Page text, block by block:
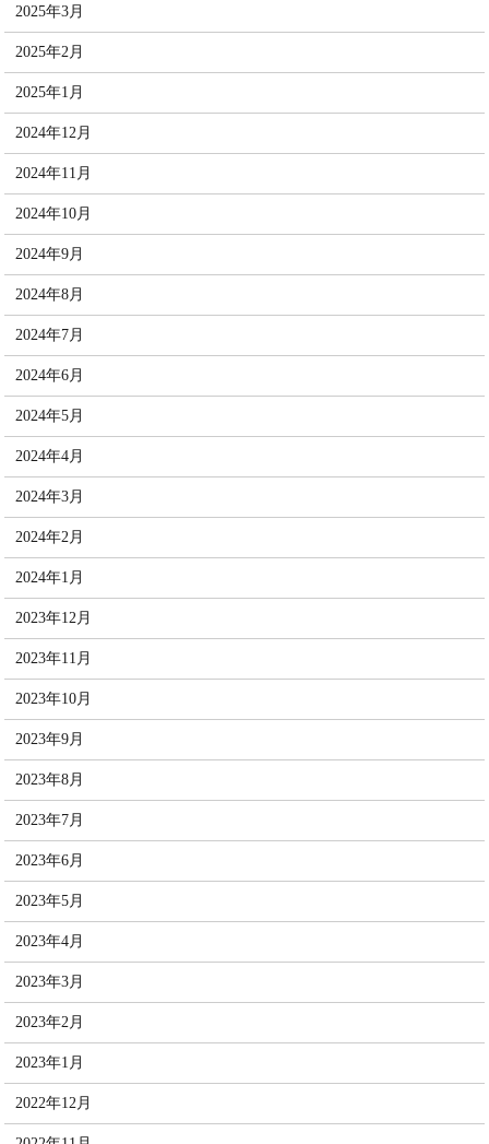
2025年3月
2025年2月
2025年1月
2024年12月
2024年11月
2024年10月
2024年9月
2024年8月
2024年7月
2024年6月
2024年5月
2024年4月
2024年3月
2024年2月
2024年1月
2023年12月
2023年11月
2023年10月
2023年9月
2023年8月
2023年7月
2023年6月
2023年5月
2023年4月
2023年3月
2023年2月
2023年1月
2022年12月